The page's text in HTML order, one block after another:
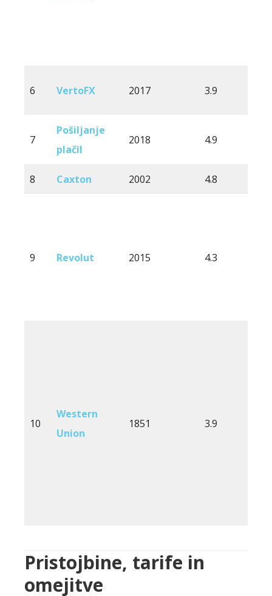
6 VertoFX 2017 3.9
7
Pošiljanje
plačil
2018 4.9
8 Caxton 2002 4.8
9 Revolut 2015 4.3
10
Western
Union
1851 3.9
Pristojbine, tarife in
omejitve